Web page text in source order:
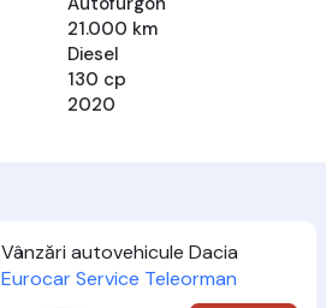
21.000 km
Diesel
130 cp
2020
Vânzări autovehicule Dacia
Eurocar Service Teleorman